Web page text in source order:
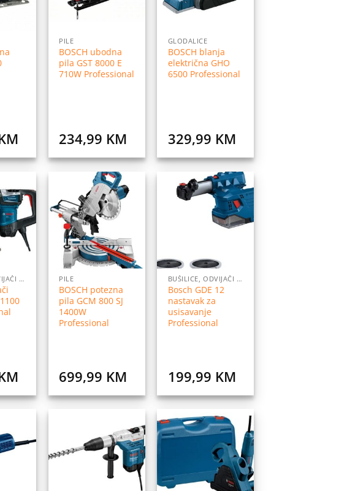
PILE
BOSCH ubodna
pila GST 8000 E
710W Professional
234,99 KM
GLODALICE
BOSCH blanja
električna GHO
6500 Professional
329,99 KM
Dodaj
na
listu
želja
BUŠILICE, ODVIJAČI I PRIBOR
Dodaj
PILE
BOSCH potezna
pila GCM 800 SJ
1400W
Professional
699,99 KM
Dodaj
na
listu
želja
BUŠILICE, ODVIJAČI I PRIBOR
Bosch GDE 12
nastavak za
usisavanje
Professional
199,99 KM
Dodaj
na
Dodaj
na
listu
želja
Dodaj
na
listu
želja